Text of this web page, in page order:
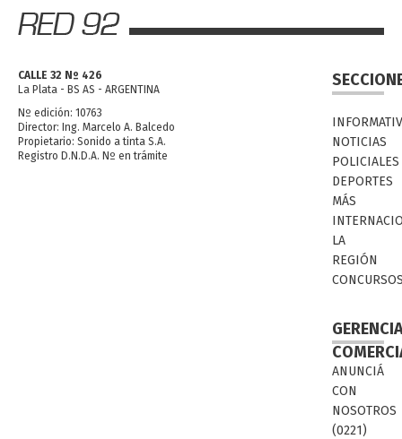
CALLE 32 Nº 426
La Plata - BS AS - ARGENTINA
Nº edición: 10763
Director: Ing. Marcelo A. Balcedo
Propietario: Sonido a tinta S.A.
Registro D.N.D.A. Nº en trámite
NOTICIAS
POLICIALES
DEPORTES
MÁS
LA
REGIÓN
ANUNCIÁ
CON
NOSOTROS
(0221)